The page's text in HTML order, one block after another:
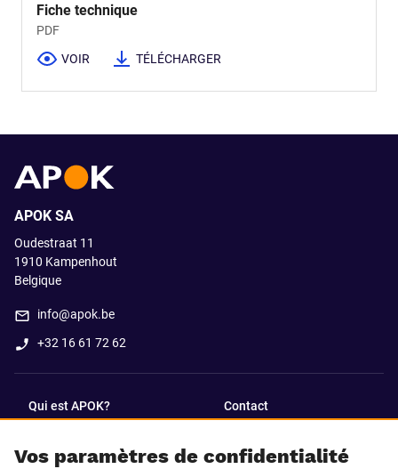
Fiche technique
PDF
VOIR TÉLÉCHARGER
Vos paramètres de confidentialité
APOK SA
Oudestraat 11
1910 Kampenhout
Belgique
info@apok.be
+32 16 61 72 62
Qui est APOK? Contact